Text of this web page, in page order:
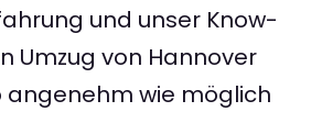
und unser Know-
Umzug von Hannover
angenehm wie möglich